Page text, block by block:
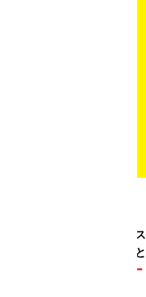
。ガソリンス
存インフラを活用すること
リー